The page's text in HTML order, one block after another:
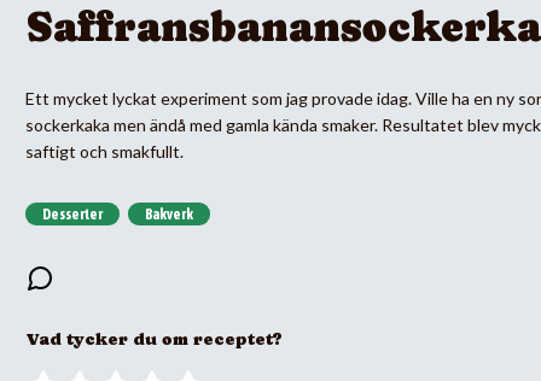
Ett mycket lyckat experiment som jag provade idag. Ville ha en ny
sockerkaka men ändå med gamla kända smaker. Resultatet blev
saftigt och smakfullt.
Desserter Bakverk
Vad tycker du om receptet?